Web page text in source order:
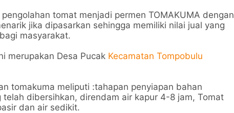
tomat menjadi permen TOMAKUMA dengan
jika dipasarkan sehingga memiliki nilai jual yang
masyarakat.
merupakan Desa Pucak Kecamatan Tompobulu
tomakuma meliputi :tahapan penyiapan bahan
dibersihkan, direndam air kapur 4-8 jam, Tomat
dan air sedikit.